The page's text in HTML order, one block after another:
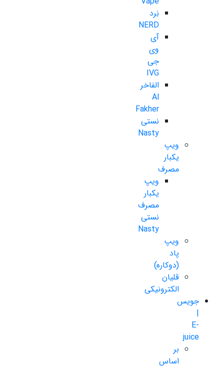
نِرد
NERD
آی
وی
جی
IVG
الفاخر
Al
Fakher
نستی
Nasty
ویپ
یکبار
مصرف
ویپ
یکبار
مصرف
نستی
Nasty
ویپ
پاد
(دوکاره)
قلیان
الکترونیکی
جویس
|
E-
juice
بر
اساس